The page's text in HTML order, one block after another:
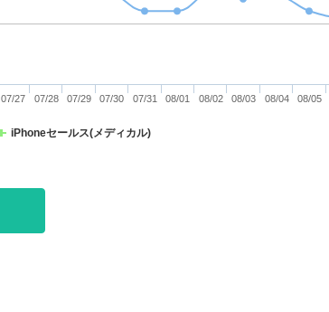
iPhoneセールス(メディカル)
07/27 07/28 07/29 07/30 07/31 08/01 08/02 08/03 08/04 08/05